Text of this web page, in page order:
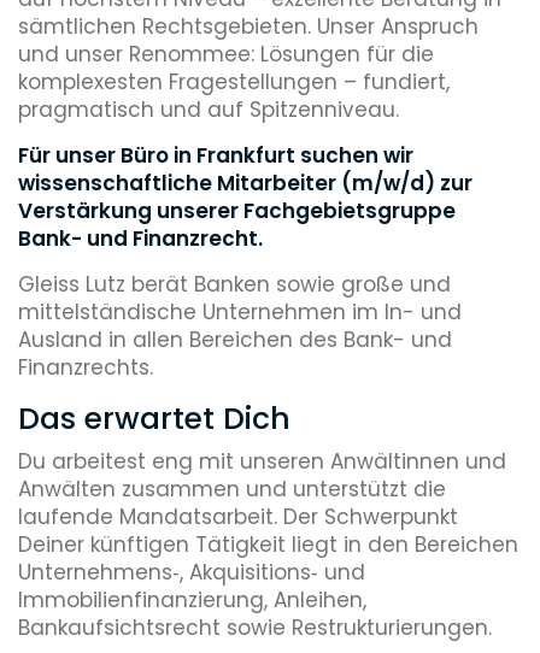
sämtlichen Rechtsgebieten. Unser Anspruch
und unser Renommee: Lösungen für die
komplexesten Fragestellungen – fundiert,
pragmatisch und auf Spitzenniveau.
Für unser Büro in Frankfurt suchen wir
wissenschaftliche Mitarbeiter (m/w/d) zur
Verstärkung unserer Fachgebietsgruppe
Bank- und Finanzrecht.
Gleiss Lutz berät Banken sowie große und
mittelständische Unternehmen im In- und
Ausland in allen Bereichen des Bank- und
Finanzrechts.
Das erwartet Dich
Du arbeitest eng mit unseren Anwältinnen und
Anwälten zusammen und unterstützt die
laufende Mandatsarbeit. Der Schwerpunkt
Deiner künftigen Tätigkeit liegt in den Bereichen
Unternehmens‑, Akquisitions‑ und
Immobilienfinanzierung, Anleihen,
Bankaufsichtsrecht sowie Restrukturierungen.